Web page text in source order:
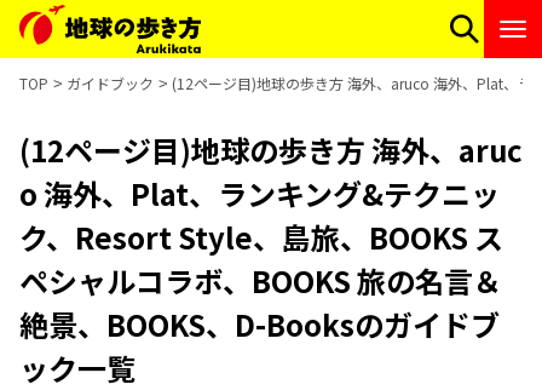
TOP ガイドブック (12ページ目)地球の歩き方 海外、aruco 海外、Plat、ラ
(12ページ目)地球の歩き方 海外、aruc
o 海外、Plat、ランキング&テクニッ
ク、Resort Style、島旅、BOOKS ス
ペシャルコラボ、BOOKS 旅の名言＆
絶景、BOOKS、D-Booksのガイドブ
ック一覧